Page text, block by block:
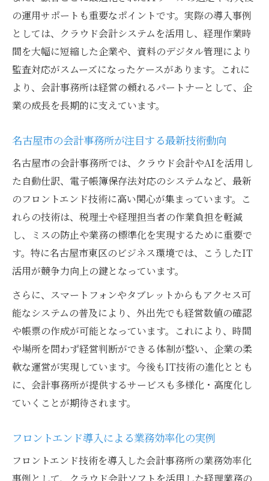
の運用サポートも重要なポイントです。実際の導入事例
としては、クラウド会計システムを活用し、経理作業時
間を大幅に短縮した企業や、資料のデジタル管理により
監査対応がスムーズになったケースがあります。これに
より、会計事務所は経営の頼れるパートナーとして、企
業の成長を長期的に支えています。
名古屋市の会計事務所が注目する最新技術動向
名古屋市の会計事務所では、クラウド会計やAIを活用し
た自動仕訳、電子帳簿保存法対応のシステムなど、最新
のフロントエンド技術に高い関心が集まっています。こ
れらの技術は、税理士や経理担当者の作業負担を軽減
し、ミスの防止や業務の標準化を実現するために重要で
す。特に名古屋市東区のビジネス環境では、こうしたIT
活用が競争力向上の鍵となっています。
さらに、スマートフォンやタブレットからもアクセス可
能なシステムの普及により、外出先でも経営数値の確認
や帳票の作成が可能となっています。これにより、時間
や場所を問わず経営判断ができる体制が整い、企業の柔
軟な運営が実現しています。今後もIT技術の進化ととも
に、会計事務所が提供するサービスも多様化・高度化し
ていくことが期待されます。
フロントエンド導入による業務効率化の実例
フロントエンド技術を導入した会計事務所の業務効率化